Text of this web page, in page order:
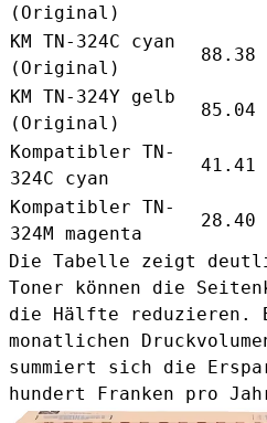
(Original)
KM TN-324C cyan
(Original)
88.38
KM TN-324Y gelb
(Original)
85.04
Kompatibler TN-
324C cyan
41.41
Kompatibler TN-
324M magenta
28.40
Die Tabelle zeigt
Toner können die
die Hälfte reduzieren.
monatlichen
summiert sich die
hundert Franken pro